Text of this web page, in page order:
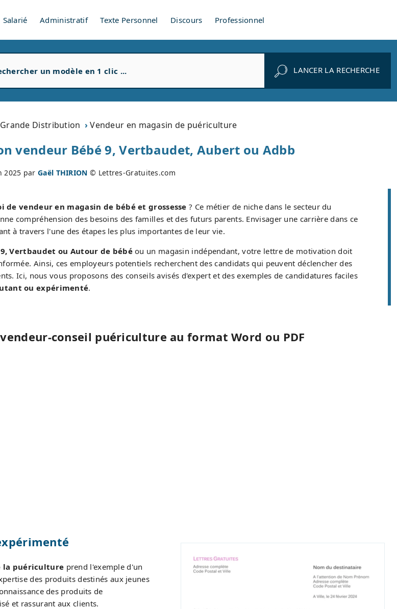
Salarié Administratif Texte Personnel Discours Professionnel
LANCER LA RECHERCHE
Grande Distribution Vendeur en magasin de puériculture
vendeur Bébé 9, Vertbaudet, Aubert ou Adbb
2025 parGaël THIRION © Lettres-Gratuites.com
vendeur en magasin de bébé et grossesse ? Ce métier de niche dans le secteur du
compréhension des besoins des familles et des futurs parents. Envisager une carrière dans ce
à travers l'une des étapes les plus importantes de leur vie.
Vertbaudet ou Autour de bébéou un magasin indépendant, votre lettre de motivation doit
Ainsi, ces employeurs potentiels recherchent des candidats qui peuvent déclencher des
Ici, nous vous proposons des conseils avisés d'expert et des exemples de candidatures faciles
ou expérimenté.
conseil puériculture au format Word ou PDF
la puériculture prend l'exemple d'un
des produits destinés aux jeunes
des produits de
et rassurant aux clients.